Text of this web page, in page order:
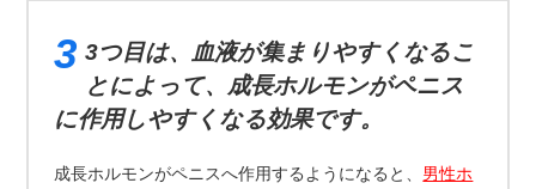
3つ目は、血液が集まりやすくなるこ
とによって、成長ホルモンがペニス
に作用しやすくなる効果です。
成長ホルモンがペニスへ作用するようになると、 男性ホ